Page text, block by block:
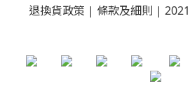
退換貨政策 | 條款及細則 |